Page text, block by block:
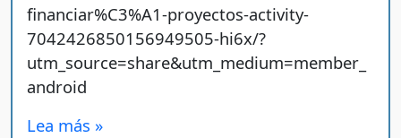
financiar%C3%A1-proyectos-activity-
7042426850156949505-hi6x/?
utm_source=share&utm_medium=member_
android
Lea más »